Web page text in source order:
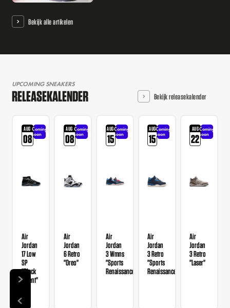
Bekijk alle artikelen
UPCOMING SNEAKERS
RELEASEKALENDER Bekijk releasekalender
AUG
08
Coming
soon
Air
Jordan
17 Low
SP
"Black
Patent"
AUG
08
Coming
soon
Air
Jordan
6 Retro
"Oreo"
AUG
15
Coming
soon
Air
Jordan
3 Wmns
"Sports
Renaissance"
AUG
15
Coming
soon
Air
Jordan
3 Retro
"Sports
Renaissance"
AUG
22
Coming
soon
Air
Jordan
3 Retro
"Laser"